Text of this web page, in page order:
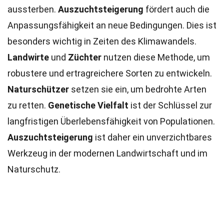
aussterben. Auszuchtsteigerung fördert auch die
Anpassungsfähigkeit an neue Bedingungen. Dies ist
besonders wichtig in Zeiten des Klimawandels.
Landwirte und Züchter nutzen diese Methode, um
robustere und ertragreichere Sorten zu entwickeln.
Naturschützer setzen sie ein, um bedrohte Arten
zu retten. Genetische Vielfalt ist der Schlüssel zur
langfristigen Überlebensfähigkeit von Populationen.
Auszuchtsteigerung ist daher ein unverzichtbares
Werkzeug in der modernen Landwirtschaft und im
Naturschutz.